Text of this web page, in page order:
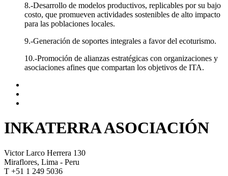
8.-Desarrollo de modelos productivos, replicables por su bajo
costo, que promueven actividades sostenibles de alto impacto
para las poblaciones locales.
9.-Generación de soportes integrales a favor del ecoturismo.
10.-Promoción de alianzas estratégicas con organizaciones y
asociaciones afines que compartan los objetivos de ITA.
INKATERRA ASOCIACIÓN
Victor Larco Herrera 130
Miraflores, Lima - Peru
T +51 1 249 5036